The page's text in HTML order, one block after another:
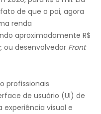
de que o pai, agora
renda
aproximadamente R$
, ou desenvolvedor Front
profissionais
de usuário (UI) de
experiência visual e